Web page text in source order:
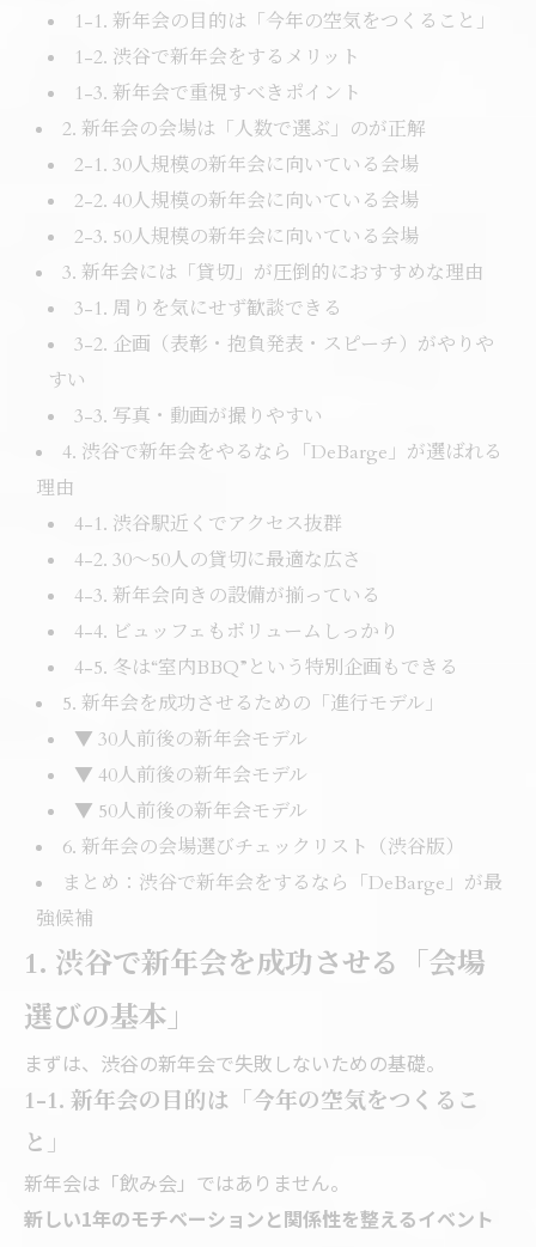
1-1. 新年会の目的は「今年の空気をつくること」
1-2. 渋谷で新年会をするメリット
1-3. 新年会で重視すべきポイント
2. 新年会の会場は「人数で選ぶ」のが正解
2-1. 30人規模の新年会に向いている会場
2-2. 40人規模の新年会に向いている会場
2-3. 50人規模の新年会に向いている会場
3. 新年会には「貸切」が圧倒的におすすめな理由
3-1. 周りを気にせず歓談できる
3-2. 企画（表彰・抱負発表・スピーチ）がやりや
すい
3-3. 写真・動画が撮りやすい
4. 渋谷で新年会をやるなら「DeBarge」が選ばれる
理由
4-1. 渋谷駅近くでアクセス抜群
4-2. 30〜50人の貸切に最適な広さ
4-3. 新年会向きの設備が揃っている
4-4. ビュッフェもボリュームしっかり
4-5. 冬は“室内BBQ”という特別企画もできる
5. 新年会を成功させるための「進行モデル」
▼ 30人前後の新年会モデル
▼ 40人前後の新年会モデル
▼ 50人前後の新年会モデル
6. 新年会の会場選びチェックリスト（渋谷版）
まとめ：渋谷で新年会をするなら「DeBarge」が最
強候補
1. 渋谷で新年会を成功させる「会場
選びの基本」
まずは、渋谷の新年会で失敗しないための基礎。
1-1. 新年会の目的は「今年の空気をつくるこ
と」
新年会は「飲み会」ではありません。
新しい1年のモチベーションと関係性を整えるイベント